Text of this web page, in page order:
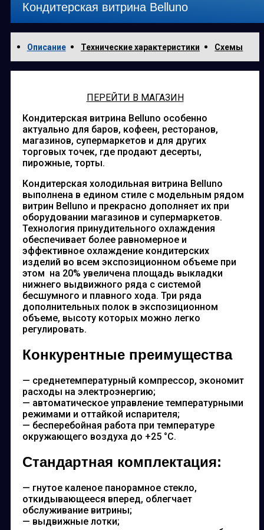
Кондитерская витрина Belluno
Описание Технические характеристики Схемы
ПЕРЕЙТИ В МАГАЗИН
Кондитерская витрина Belluno особенно
актуально для баров, кофеен, ресторанов,
магазинов, супермаркетов и для других
торговых точек, где продают десерты,
пирожные, торты.
Кондитерская холодильная витрина Belluno
выполнена в едином стиле с модельным рядом
витрин Belluno и прекрасно дополняет их при
оборудовании магазинов и супермаркетов.
Технология принудительного охлаждения
обеспечивает более равномерное и
эффективное охлаждение кондитерских
изделий во всем экспозиционном объеме при
этом на 20% увеличена площадь выкладки
нижнего выдвижного ряда с системой
бесшумного и плавного хода. Три ряда
дополнительных полок в экспозиционном
объеме, высоту которых можно легко
регулировать.
Конкурентные преимущества
— среднетемпературный компрессор, экономит
расходы на электроэнергию;
— автоматическое управление температурными
режимами и оттайкой испарителя;
— бесперебойная работа при температуре
окружающего воздуха до +25 °С.
Стандартная комплектация:
— гнутое каленое панорамное стекло,
откидывающееся вперед, облегчает
обслуживание витрины;
— выдвижные лотки;